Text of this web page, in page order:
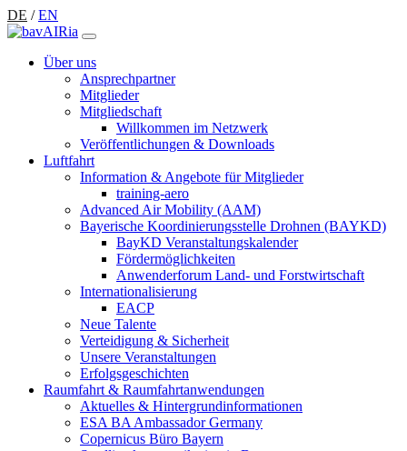
DE /EN
Über uns
Ansprechpartner
Mitglieder
Mitgliedschaft
Willkommen im Netzwerk
Veröffentlichungen & Downloads
Luftfahrt
Information & Angebote für Mitglieder
training-aero
Advanced Air Mobility (AAM)
Bayerische Koordinierungsstelle Drohnen (BAYKD)
BayKD Veranstaltungskalender
Fördermöglichkeiten
Anwenderforum Land- und Forstwirtschaft
Internationalisierung
EACP
Neue Talente
Verteidigung & Sicherheit
Unsere Veranstaltungen
Erfolgsgeschichten
Raumfahrt & Raumfahrtanwendungen
Aktuelles & Hintergrundinformationen
ESA BA Ambassador Germany
Copernicus Büro Bayern